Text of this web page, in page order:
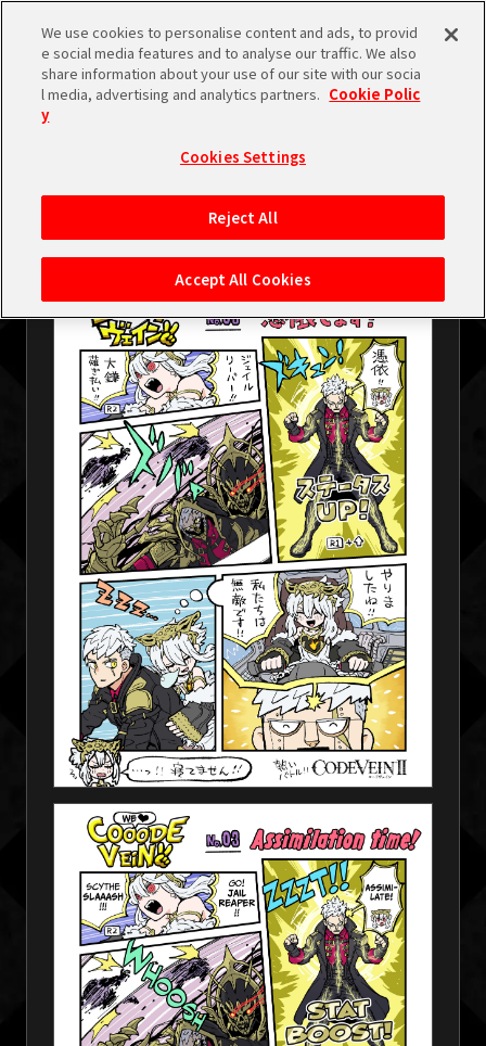
検索
みんなのコーードヴェイン✌ 第3回
「憑依します！」
We use cookies to personalise content and ads, to provid
e social media features and to analyse our traffic. We also
share information about your use of our site with our socia
l media, advertising and analytics partners. Cookie Polic
y
Cookies Settings
Reject All
Accept All Cookies